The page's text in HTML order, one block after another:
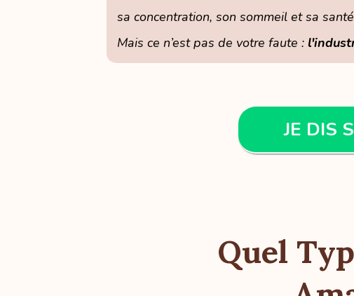
sa concentration, son sommeil et sa
Mais ce n’est pas de votre faute :
JE DIS
Quel